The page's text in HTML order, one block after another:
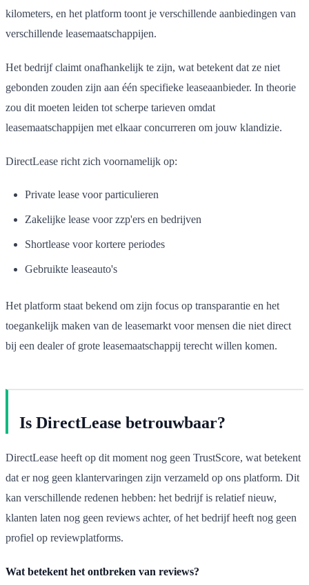
kilometers, en het platform toont je verschillende aanbiedingen van
verschillende leasemaatschappijen.
Het bedrijf claimt onafhankelijk te zijn, wat betekent dat ze niet
gebonden zouden zijn aan één specifieke leaseaanbieder. In theorie
zou dit moeten leiden tot scherpe tarieven omdat
leasemaatschappijen met elkaar concurreren om jouw klandizie.
DirectLease richt zich voornamelijk op:
Private lease voor particulieren
Zakelijke lease voor zzp'ers en bedrijven
Shortlease voor kortere periodes
Gebruikte leaseauto's
Het platform staat bekend om zijn focus op transparantie en het
toegankelijk maken van de leasemarkt voor mensen die niet direct
bij een dealer of grote leasemaatschappij terecht willen komen.
Is DirectLease betrouwbaar?
DirectLease heeft op dit moment nog geen TrustScore, wat betekent
dat er nog geen klantervaringen zijn verzameld op ons platform. Dit
kan verschillende redenen hebben: het bedrijf is relatief nieuw,
klanten laten nog geen reviews achter, of het bedrijf heeft nog geen
profiel op reviewplatforms.
Wat betekent het ontbreken van reviews?